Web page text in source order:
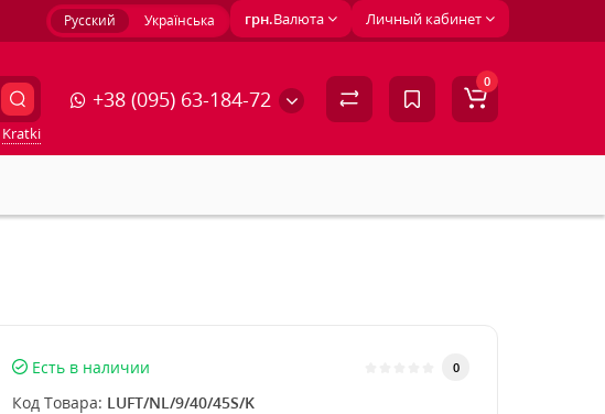
Личный кабинет
грн.Валюта
Русский Українська
+38 (095) 63-184-72
Kratki
0
Есть в наличии 0
Код Товара: LUFT/NL/9/40/45S/K